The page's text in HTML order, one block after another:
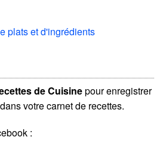
plats et d'ingrédients
de Cuisinepour enregistrer
votre carnet de recettes.
: